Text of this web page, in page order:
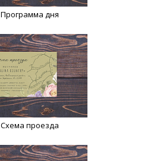
Программа дня
Схема проезда